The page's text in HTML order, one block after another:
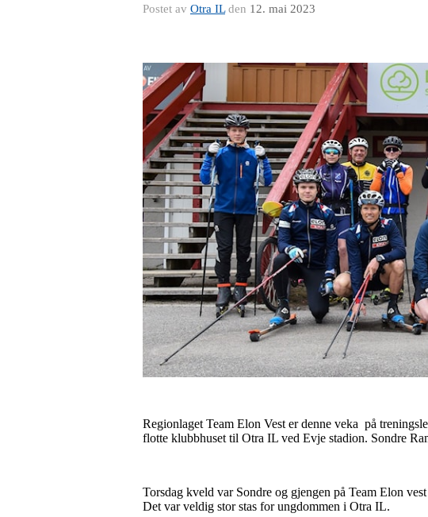
Postet av Otra ILden 12. mai 2023
Regionlaget Team Elon Vest er denne veka på
flotte klubbhuset til Otra IL ved Evje stadion. Sondre
Torsdag kveld var Sondre og gjengen på Team Elon
Det var veldig stor stas for ungdommen i Otra IL.